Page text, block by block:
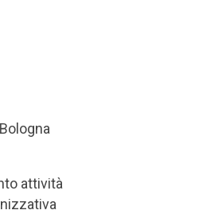
attività